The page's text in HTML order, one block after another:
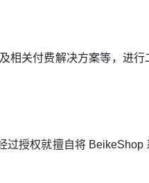
相关付费解决方案等，进
授权就擅自将 BeikeShop